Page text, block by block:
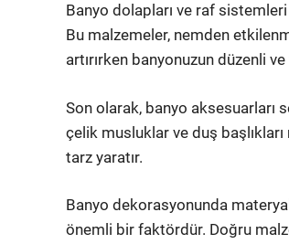
Banyo dolapları ve raf
Bu malzemeler, nemden
artırırken banyonuzun düzenli
Son olarak, banyo aksesuarları
çelik musluklar ve duş
tarz yaratır.
Banyo dekorasyonunda materyal
önemli bir faktördür. Doğru